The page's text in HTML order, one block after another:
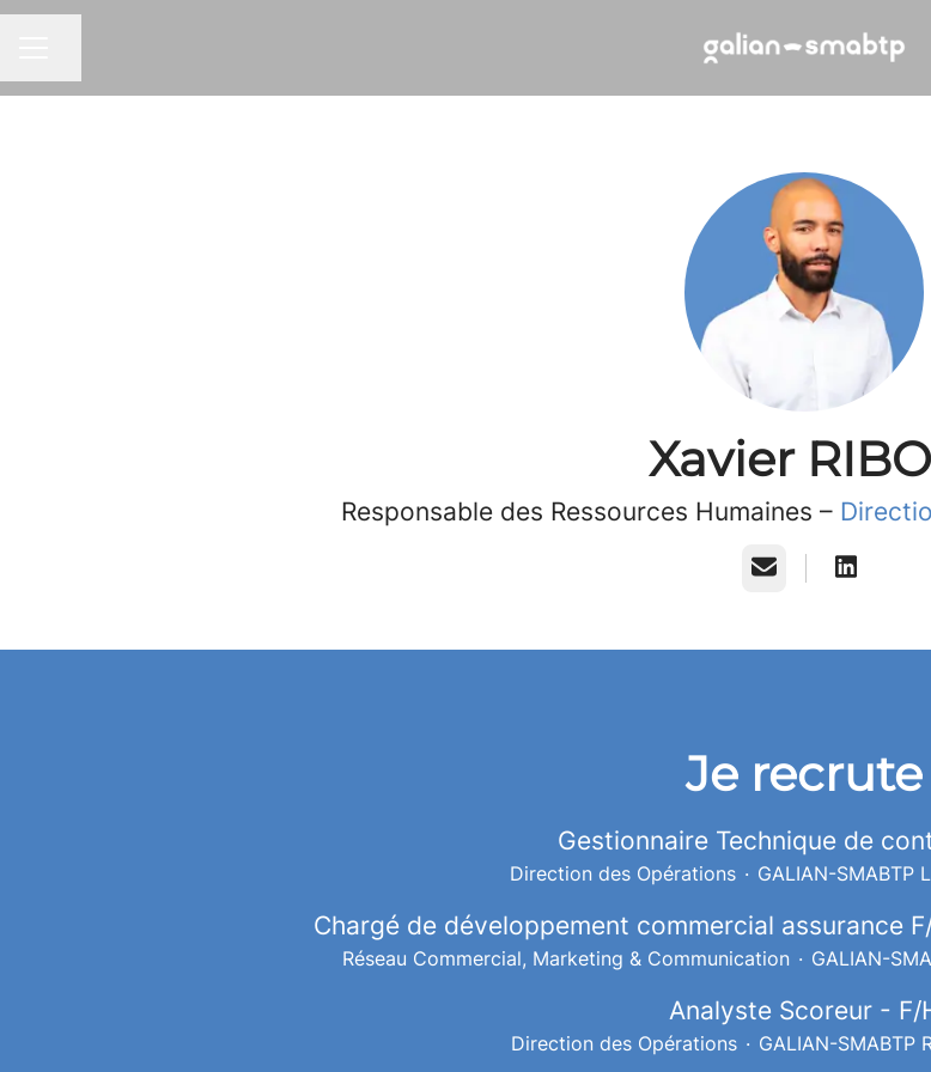
Xavier
Responsable des Ressources Humaines –
E-mail
Je recrute
Gestionnaire Technique de
Direction des Opérations · GALIAN-SMABTP
Chargé de développement commercial assurance
Réseau Commercial, Marketing & Communication · GALIAN-
Analyste Scoreur - F/
Direction des Opérations · GALIAN-SMABTP